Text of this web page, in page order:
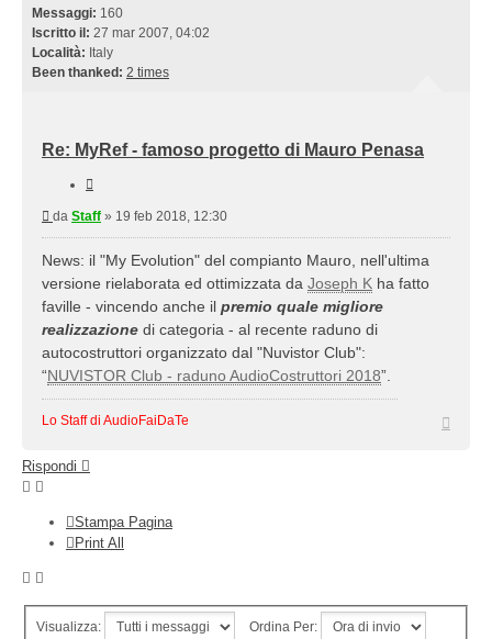
Messaggi: 160
Iscritto il: 27 mar 2007, 04:02
Località: Italy
Been thanked: 2 times
Re: MyRef - famoso progetto di Mauro Penasa
Messaggio
da Staff » 19 feb 2018, 12:30
News: il "My Evolution" del compianto Mauro, nell'ultima
versione rielaborata ed ottimizzata da Joseph K ha fatto
faville - vincendo anche il premio quale migliore
realizzazione di categoria - al recente raduno di
autocostruttori organizzato dal "Nuvistor Club":
“NUVISTOR Club - raduno AudioCostruttori 2018”.
Lo Staff di AudioFaiDaTe
Rispondi
Stampa Pagina
Print All
Visualizza:
Ordina Per: